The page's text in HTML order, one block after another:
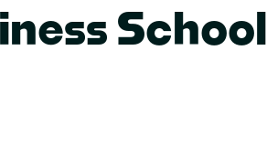
School